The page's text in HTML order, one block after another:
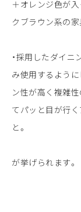
＋オレンジ色が
クブラウン系の
・採用したダイ
み使用するよう
ン性が高く複雑
てパッと目が行
と。
が挙げられます。